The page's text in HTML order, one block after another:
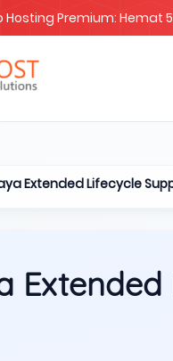
Lisensi cPanel Solo Cloud
Extended Lifecycle